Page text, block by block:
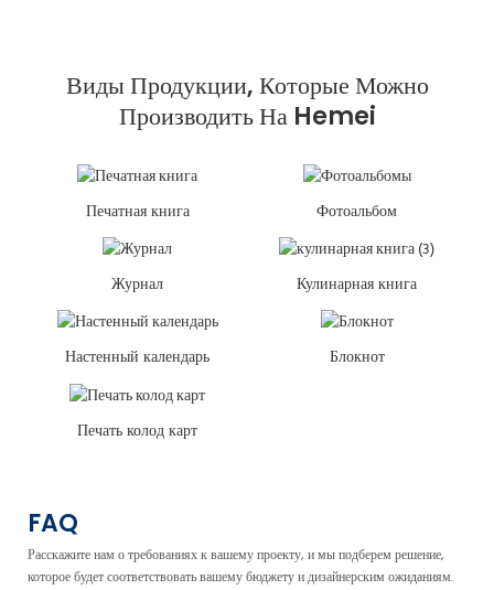
Виды Продукции, Которые Можно
Производить На Hemei
Печатная книга Фотоальбом
Журнал Кулинарная книга
Настенный календарь Блокнот
Печать колод карт
FAQ
Расскажите нам о требованиях к вашему проекту, и мы подберем решение,
которое будет соответствовать вашему бюджету и дизайнерским ожиданиям.